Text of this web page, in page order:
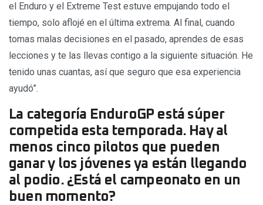
el Enduro y el Extreme Test estuve empujando todo el
tiempo, solo aflojé en el última extrema. Al final, cuando
tomas malas decisiones en el pasado, aprendes de esas
lecciones y te las llevas contigo a la siguiente situación. He
tenido unas cuantas, así que seguro que esa experiencia
ayudó”.
La categoría EnduroGP está súper
competida esta temporada. Hay al
menos cinco pilotos que pueden
ganar y los jóvenes ya están llegando
al podio. ¿Está el campeonato en un
buen momento?